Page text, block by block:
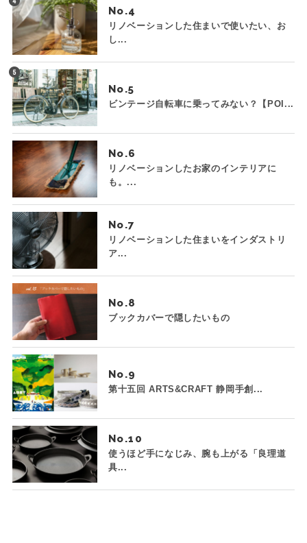
No.
リノベーションした住まいで使いたい、お
し...
No.
ビンテージ自転車に乗ってみない？【POI...
No.
リノベーションしたお家のインテリアに
も。...
No.
リノベーションした住まいをインダストリ
ア...
No.
ブックカバーで隠したいもの
No.
第十五回 ARTS&CRAFT 静岡手創...
No.
使うほど手になじみ、腕も上がる「良理道
具...